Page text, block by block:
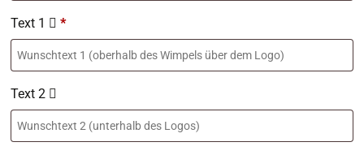
Text 1 *
Text 2